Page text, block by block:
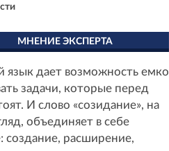
МНЕНИЕ ЭКСПЕРТА
язык дает возможность емко
задачи, которые перед
И слово «созидание», на
объединяет в себе
создание, расширение,